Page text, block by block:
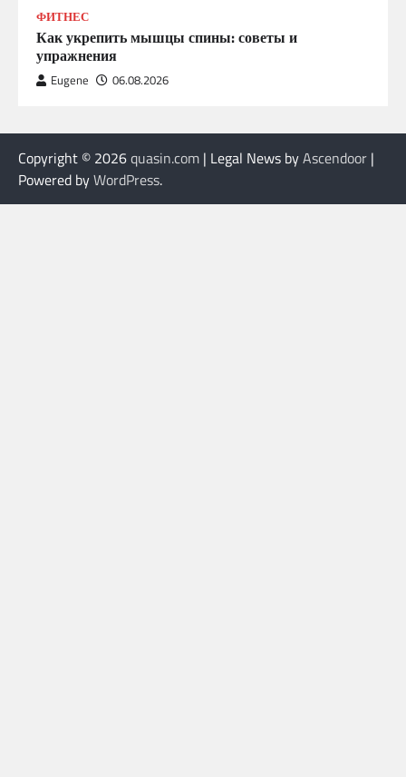
ФИТНЕС
Как укрепить мышцы спины: советы и
упражнения
Eugene 06.08.2026
Copyright © 2026quasin.com | Legal News byAscendoor |
Powered byWordPress.